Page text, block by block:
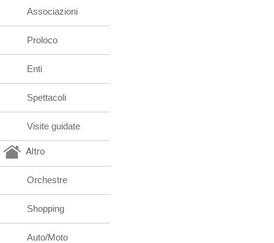
Associazioni
Proloco
Enti
Spettacoli
Visite guidate
Altro
Orchestre
Shopping
Auto/Moto